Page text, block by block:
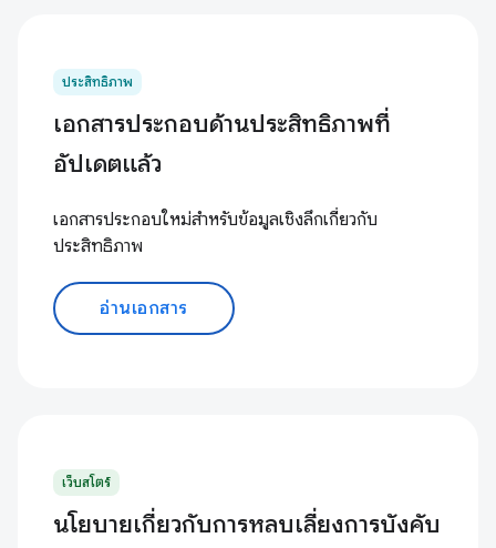
ประสิทธิภาพ
เอกสารประกอบด้านประสิทธิภาพที่
อัปเดตแล้ว
เอกสารประกอบใหม่สำหรับข้อมูลเชิงลึกเกี่ยวกับ
ประสิทธิภาพ
อ่านเอกสาร
เว็บสโตร์
นโยบายเกี่ยวกับการหลบเลี่ยงการบังคับ